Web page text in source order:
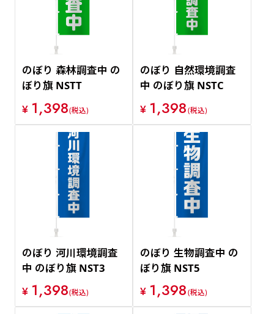
のぼり 森林調査中 の
ぼり旗 NSTT
¥ 1,398(税込)
のぼり 自然環境調査
中 のぼり旗 NSTC
¥ 1,398(税込)
のぼり 河川環境調査
中 のぼり旗 NST3
¥ 1,398(税込)
のぼり 生物調査中 の
ぼり旗 NST5
¥ 1,398(税込)